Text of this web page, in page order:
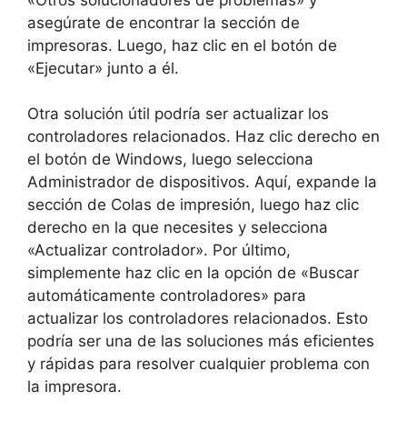
asegúrate de encontrar la sección de
impresoras. Luego, haz clic en el botón de
«Ejecutar» junto a él.
Otra solución útil podría ser actualizar los
controladores relacionados. Haz clic derecho en
el botón de Windows, luego selecciona
Administrador de dispositivos. Aquí, expande la
sección de Colas de impresión, luego haz clic
derecho en la que necesites y selecciona
«Actualizar controlador». Por último,
simplemente haz clic en la opción de «Buscar
automáticamente controladores» para
actualizar los controladores relacionados. Esto
podría ser una de las soluciones más eficientes
y rápidas para resolver cualquier problema con
la impresora.